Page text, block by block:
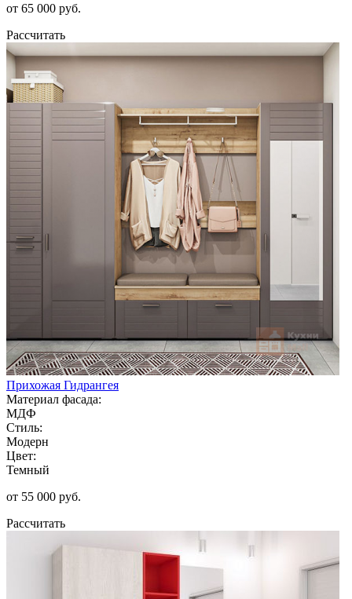
от 65 000 руб.
Рассчитать
Прихожая Гидрангея
Материал фасада:
МДФ
Стиль:
Модерн
Цвет:
Темный
от 55 000 руб.
Рассчитать